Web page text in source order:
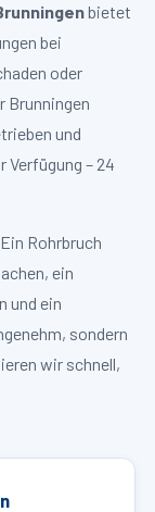
bietet
bei
oder
Brunningen
und
Verfügung – 24
Rohrbruch
ein
und ein
sondern
wir schnell,